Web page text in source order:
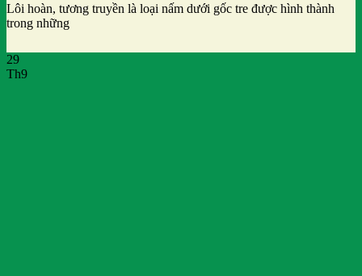
Lôi hoàn, tương truyền là loại nấm dưới gốc tre được hình thành
trong những
29
Th9